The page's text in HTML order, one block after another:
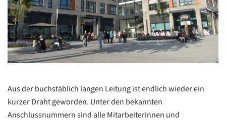
Aus der buchstäblich langen Leitung ist endlich wieder ein
kurzer Draht geworden. Unter den bekannten
Anschlussnummern sind alle Mitarbeiterinnen und